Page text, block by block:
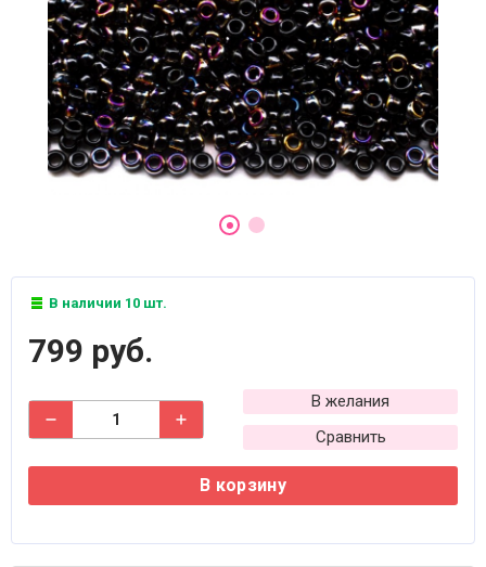
В наличии 10 шт.
799 руб.
В желания
Сравнить
В корзину